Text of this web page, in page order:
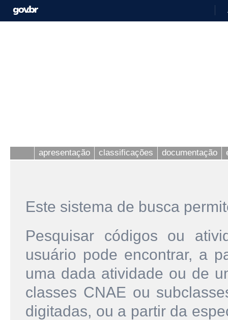
apresentação classificações documentação
Este sistema de busca
Pesquisar códigos ou
usuário pode encontrar, a
uma dada atividade ou de
classes CNAE ou
digitadas, ou a partir da